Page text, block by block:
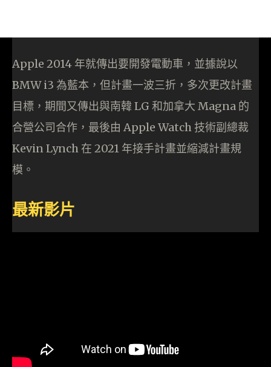
Apple 2014 年就傳出要開發電動車，並據說以
BMW i3 為藍本，但計畫一波三折，多次更改計畫
目標，期間又傳出與南韓 LG 和加拿大 Magna 的
合營公司合作，最後由 Apple Watch 技術副總裁
Kevin Lynch 在 2021 年接手計畫並縮減計畫規
模。
最新影片